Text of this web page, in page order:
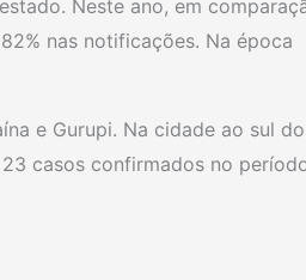
Neste ano, em
nas notificações. Na época
e Gurupi. Na cidade ao sul do
casos confirmados no